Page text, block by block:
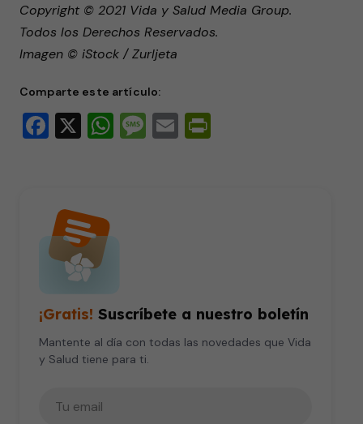
Copyright © 2021 Vida y Salud Media Group.
Todos los Derechos Reservados.
Imagen © iStock / Zurljeta
Comparte este artículo:
Facebook
X WhatsApp
Message
Email
¡Gratis! Suscríbete a nuestro boletín
Mantente al día con todas las novedades que Vida
y Salud tiene para ti.